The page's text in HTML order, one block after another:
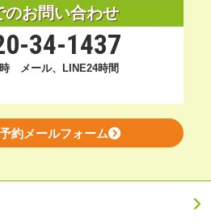
のお問い合わせ
34-1437
時 メール、LINE24時間
約メールフォーム